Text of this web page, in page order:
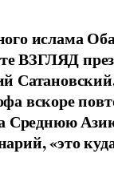
ислама
ВЗГЛЯД
вскоре
Среднюю
«это